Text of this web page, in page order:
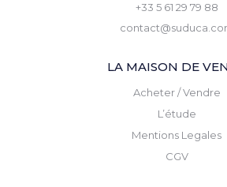
+33 5 61 29 79 88
LA MAISON DE
Acheter / Vendre
L’étude
Mentions Legales
CGV